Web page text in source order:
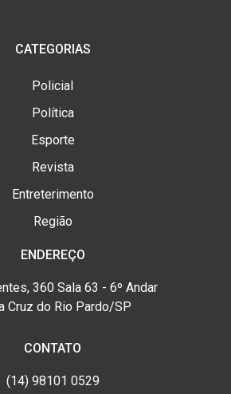
CATEGORIAS
Policial
Política
Esporte
Revista
Entreterimento
Região
ENDEREÇO
360 Sala 63 - 6º Andar
Cruz do Rio Pardo/SP
CONTATO
(14) 98101 0529